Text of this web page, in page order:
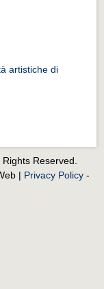
artistiche di
Reserved.
| Privacy Policy-